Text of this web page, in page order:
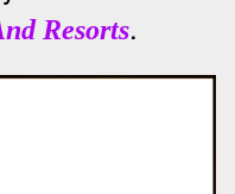
Resorts.